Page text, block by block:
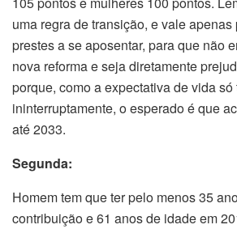
uma regra de transição, e vale
prestes a se aposentar, para que não
nova reforma e seja diretamente
porque, como a expectativa de vida
ininterruptamente, o esperado é que
até 2033.
Segunda:
Homem tem que ter pelo menos 35
contribuição e 61 anos de idade em